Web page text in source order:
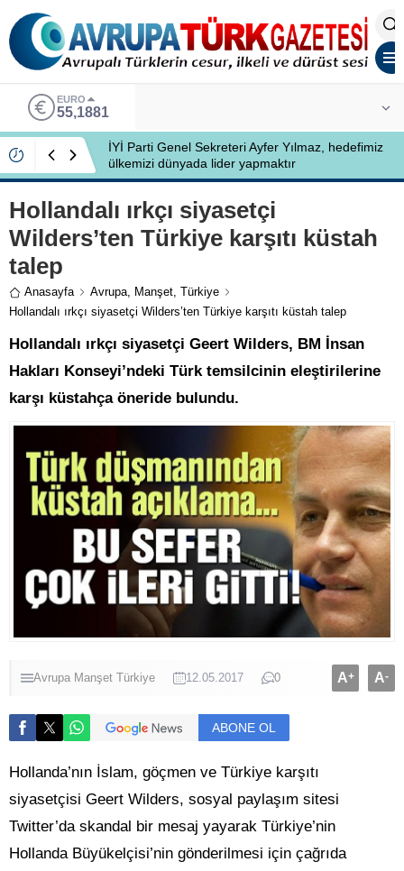
EURO
55,1881
İYİ Parti Genel Sekreteri Ayfer Yılmaz, hedefimiz
ülkemizi dünyada lider yapmaktır
Hollandalı ırkçı siyasetçi
Wilders’ten Türkiye karşıtı küstah
talep
Anasayfa Avrupa, Manşet, Türkiye
Hollandalı ırkçı siyasetçi Wilders’ten Türkiye karşıtı küstah talep
Hollandalı ırkçı siyasetçi Geert Wilders, BM İnsan
Hakları Konseyi’ndeki Türk temsilcinin eleştirilerine
karşı küstahça öneride bulundu.
Avrupa Manşet Türkiye 12.05.2017 0 A+ A-
ABONE OL
Hollanda’nın İslam, göçmen ve Türkiye karşıtı
siyasetçisi Geert Wilders, sosyal paylaşım sitesi
Twitter’da skandal bir mesaj yayarak Türkiye’nin
Hollanda Büyükelçisi’nin gönderilmesi için çağrıda